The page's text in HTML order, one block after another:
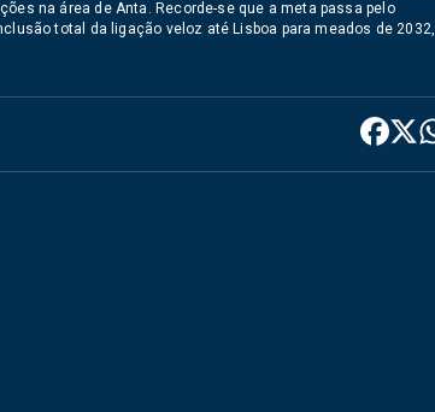
na área de Anta. Recorde-se que a meta passa pelo
total da ligação veloz até Lisboa para meados de 2032,